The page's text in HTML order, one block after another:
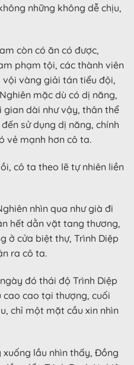
những không dễ chịu,
còn có ăn có được,
phạm tội, các thành viên
vội vàng giải tán tiểu đội,
mặc dù có dị năng,
dài như vậy, thân thể
sử dụng dị năng, chính
vẻ mạnh hơn cô ta.
cô ta theo lẽ tự nhiên liền
nhìn qua như già đi
hết dằn vặt tang thương,
ở cửa biệt thự, Trình Diệp
ra cô ta.
đó thái độ Trình Diệp
cao cao tại thượng, cuối
chỉ một mặt cầu xin nhìn
lầu nhìn thấy, Đồng